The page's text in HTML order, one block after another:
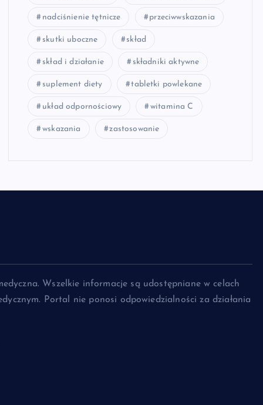
nadciśnienie tętnicze przeciwwskazania
skutki uboczne skład
skład i działanie składniki aktywne
suplement diety tabletki powlekane
układ odpornościowy witamina C
wskazania zastosowanie
Wszelkie informacje są udostępniane w celach
Portal nie ponosi odpowiedzialności za działania